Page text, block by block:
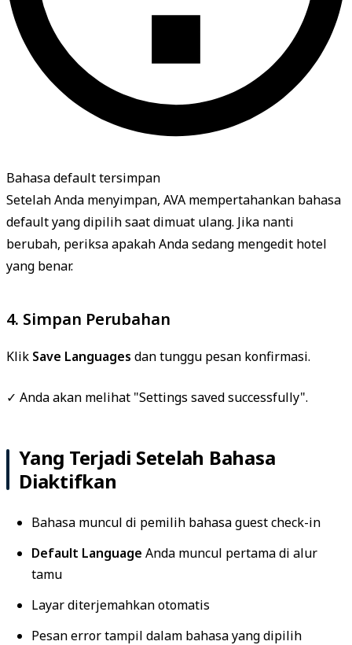
Bahasa default tersimpan
Setelah Anda menyimpan, AVA mempertahankan bahasa
default yang dipilih saat dimuat ulang. Jika nanti
berubah, periksa apakah Anda sedang mengedit hotel
yang benar.
4. Simpan Perubahan
Klik Save Languages dan tunggu pesan konfirmasi.
✓ Anda akan melihat "Settings saved successfully".
Yang Terjadi Setelah Bahasa
Diaktifkan
Bahasa muncul di pemilih bahasa guest check-in
Default Language Anda muncul pertama di alur
tamu
Layar diterjemahkan otomatis
Pesan error tampil dalam bahasa yang dipilih